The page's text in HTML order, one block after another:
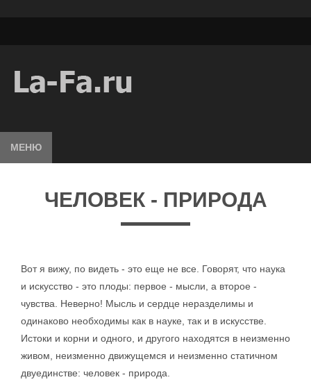
МЕНЮ
ЧЕЛОВЕК - ПРИРОДА
Вот я вижу, по видеть - это еще не все. Говорят, что наука
и искусство - это плоды: первое - мысли, а второе -
чувства. Неверно! Мысль и сердце неразделимы и
одинаково необходимы как в науке, так и в искусстве.
Истоки и корни и одного, и другого находятся в неизменно
живом, неизменно движущемся и неизменно статичном
двуединстве: человек - природа.